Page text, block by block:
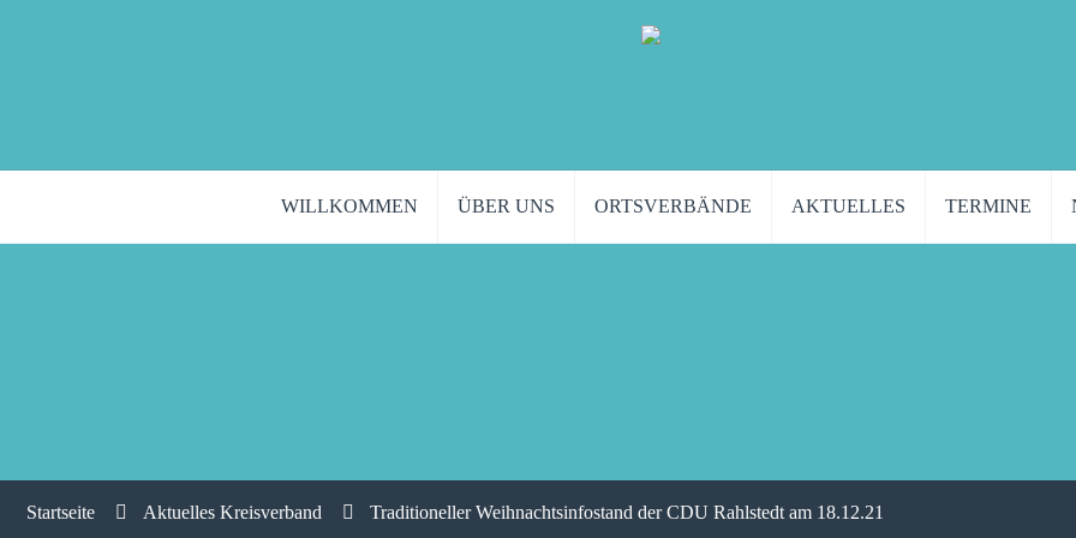
WILLKOMMEN ÜBER UNS ORTSVERBÄNDE AKTUELLES TERMINE
Startseite Aktuelles Kreisverband Traditioneller Weihnachtsinfostand der CDU Rahlstedt am 18.12.21